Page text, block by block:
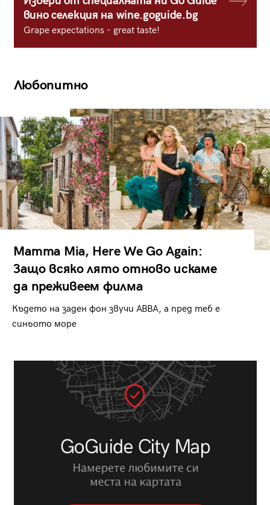
вино селекция на wine.goguide.bg
Grape expectations - great taste!
Любопитно
Mamma Mia, Here We Go Again:
Защо всяко лято отново искаме
да преживеем филма
Където на заден фон звучи ABBA, а пред теб е
синьото море